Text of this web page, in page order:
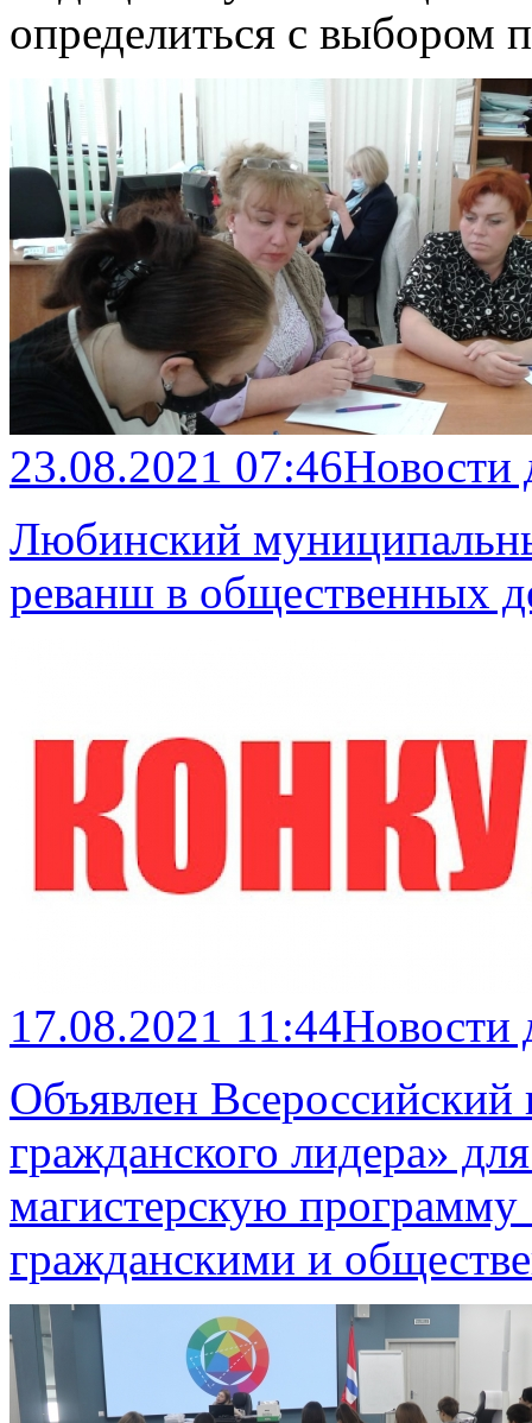
определиться с выбором
23.08.2021 07:46
Любинский
реванш в общественных
17.08.2021 11:44
Объявлен
гражданского лидера»
магистерскую
гражданскими и